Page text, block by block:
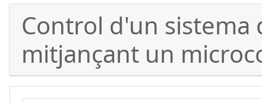
Control d'un
mitjançant un